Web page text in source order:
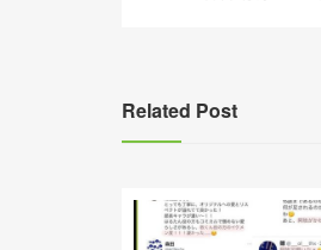
Related Post